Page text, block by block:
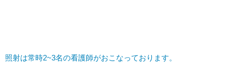
照射は常時2~3名の看護師がおこなっております。